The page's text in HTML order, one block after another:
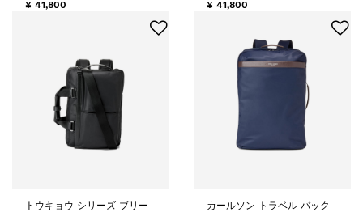
¥ 41,800
¥ 41,800
トウキョウ シリーズ ブリー
カールソン トラベル バック